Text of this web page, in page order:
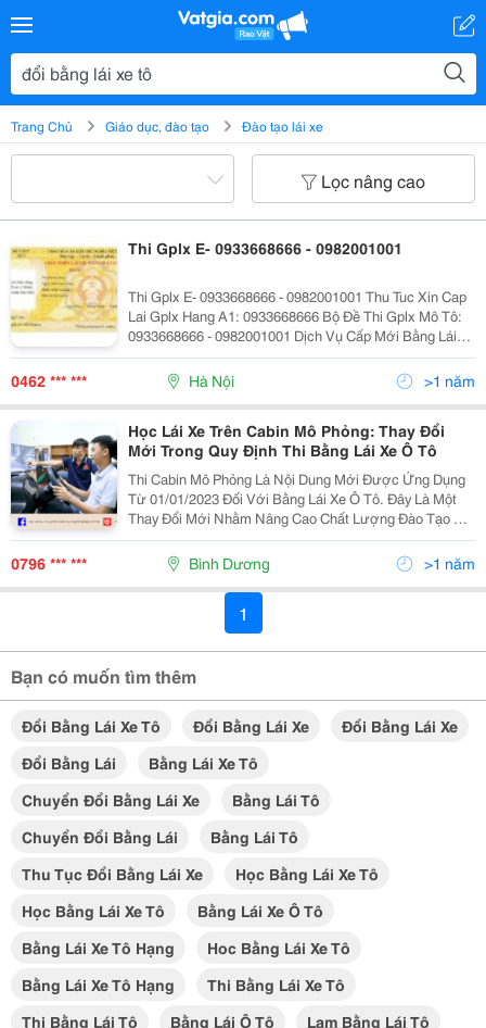
Trang Chủ Giáo dục, đào tạo Đào tạo lái xe
Lọc nâng cao
Thi Gplx E- 0933668666 - 0982001001
Thi Gplx E- 0933668666 - 0982001001 Thu Tuc Xin Cap
Lai Gplx Hang A1: 0933668666 Bộ Đề Thi Gplx Mô Tô:
0933668666 - 0982001001 Dịch Vụ Cấp Mới Bằng Lái
Xe Ô Tô, Xe Tải, Xe Máy Cho Khách Có Bằng Lái Xe Hết
Hạn, Bị Mất Bắng Lái, Bằng Lái
0462 *** *** Hà Nội >1 năm
Học Lái Xe Trên Cabin Mô Phỏng: Thay Đổi
Mới Trong Quy Định Thi Bằng Lái Xe Ô Tô
Thi Cabin Mô Phỏng Là Nội Dung Mới Được Ứng Dụng
Từ 01/01/2023 Đối Với Bằng Lái Xe Ô Tô. Đây Là Một
Thay Đổi Mới Nhằm Nâng Cao Chất Lượng Đào Tạo Và
Sát Hạch Lái Xe, Giúp Người Lái Xe Có Thể Xử Lý Tốt
Các Tình Huống Nguy Hiểm Khi Tham Gia Giao
Thông....
0796 *** *** Bình Dương >1 năm
1
Bạn có muốn tìm thêm
Đổi Bằng Lái Xe Tô Đổi Bằng Lái Xe
Đổi Bằng Lái Xe
Đổi Bằng Lái
Bằng Lái Xe Tô
Chuyển Đổi Bằng Lái Xe
Bằng Lái Tô
Chuyển Đổi Bằng Lái
Bằng Lái Tô
Thu Tục Đổi Bằng Lái Xe
Học Bằng Lái Xe Tô
Học Bằng Lái Xe Tô
Bằng Lái Xe Ô Tô
Bằng Lái Xe Tô Hạng
Hoc Bằng Lái Xe Tô
Bằng Lái Xe Tô Hạng
Thi Bằng Lái Xe Tô
Thi Bằng Lái Tô
Bằng Lái Ô Tô Lam Bằng Lái Tô